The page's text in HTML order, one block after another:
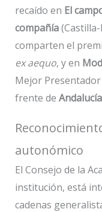
recaído en El
compañía(Castilla-
comparten el
ex aequo, y en
Mejor
frente de
autonómico
El Consejo de la
institución, está
cadenas